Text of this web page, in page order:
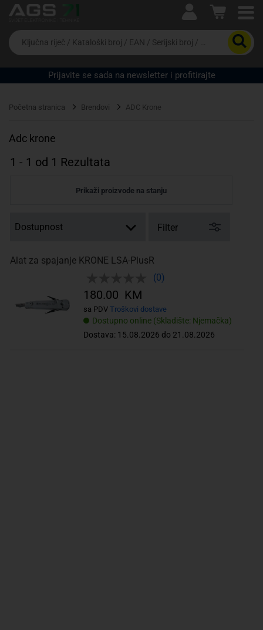
Ova postavka prilagođava asortiman proizvoda i
cijene vašim potrebama.
Da
biste
potražili
proizvod,
unesite
riječ,
EAN
serijski
Prijavite se sada na newsletter i profitirajte
Početna stranica Brendovi ADC Krone
Adc krone
1 - 1 od 1 Rezultata
Prikaži proizvode na stanju
Filter
Alat za spajanje KRONE LSA-PlusR
(0)
Dostupno online (Skladište: Njemačka)
Dostava: 15.08.2026 do 21.08.2026
180.00 KM
sa PDV Troškovi dostave